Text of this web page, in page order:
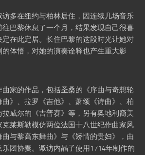
多在纽约与柏林居住，因连续几场音乐
巴黎休息了一个月，结果发现自己很喜
在此定居。长住巴黎的这段时光让她对
体悟，对她的演奏诠释也产生重大影
家的作品，包括圣桑的《序曲与奇想轮
》、拉罗《吉他》、萧颂《诗曲》、柏
威尔的《吉普赛》等，另有奥地利裔美
莱斯勒模仿两位法国十八世纪作曲家风
与黎高东舞曲》与《矫情的贵妇》，由
团协奏。诹访内晶子使用1714年制作的